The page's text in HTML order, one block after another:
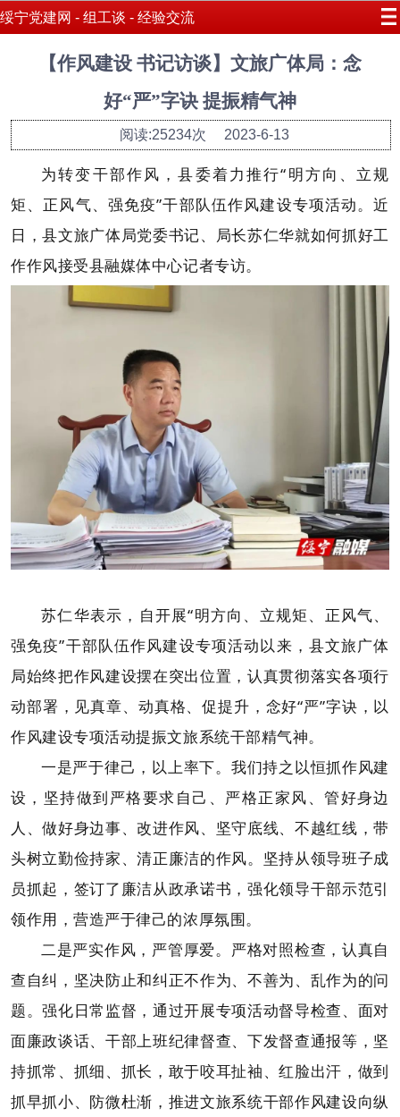
绥宁党建网 - 组工谈 - 经验交流
【作风建设 书记访谈】文旅广体局：念
好“严”字诀 提振精气神
阅读:25234次 2023-6-13
为转变干部作风，县委着力推行“明方向、立规
矩、正风气、强免疫”干部队伍作风建设专项活动。近
日，县文旅广体局党委书记、局长苏仁华就如何抓好工
作作风接受县融媒体中心记者专访。
苏仁华表示，自开展“明方向、立规矩、正风气、
强免疫”干部队伍作风建设专项活动以来，县文旅广体
局始终把作风建设摆在突出位置，认真贯彻落实各项行
动部署，见真章、动真格、促提升，念好“严”字诀，以
作风建设专项活动提振文旅系统干部精气神。
一是严于律己，以上率下。我们持之以恒抓作风建
设，坚持做到严格要求自己、严格正家风、管好身边
人、做好身边事、改进作风、坚守底线、不越红线，带
头树立勤俭持家、清正廉洁的作风。坚持从领导班子成
员抓起，签订了廉洁从政承诺书，强化领导干部示范引
领作用，营造严于律己的浓厚氛围。
二是严实作风，严管厚爱。严格对照检查，认真自
查自纠，坚决防止和纠正不作为、不善为、乱作为的问
题。强化日常监督，通过开展专项活动督导检查、面对
面廉政谈话、干部上班纪律督查、下发督查通报等，坚
持抓常、抓细、抓长，敢于咬耳扯袖、红脸出汗，做到
抓早抓小、防微杜渐，推进文旅系统干部作风建设向纵